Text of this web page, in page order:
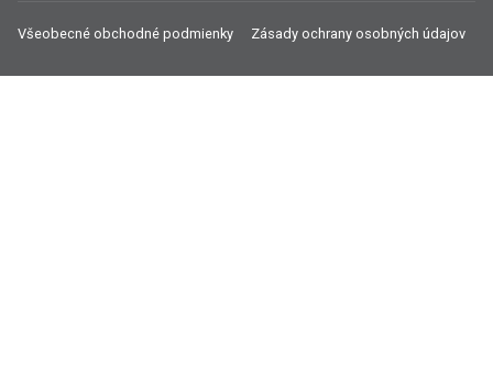
Všeobecné obchodné podmienky Zásady ochrany osobných údajov